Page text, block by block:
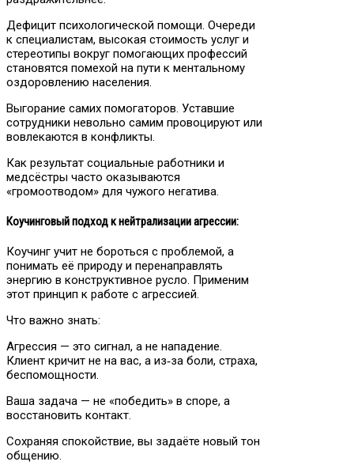
Дефицит психологической помощи. Очереди
к специалистам, высокая стоимость услуг и
стереотипы вокруг помогающих профессий
становятся помехой на пути к ментальному
оздоровлению населения.
Выгорание самих помогаторов. Уставшие
сотрудники невольно самим провоцируют или
вовлекаются в конфликты.
Как результат социальные работники и
медсёстры часто оказываются
«громоотводом» для чужого негатива.
Коучинговый подход к нейтрализации агрессии:
Коучинг учит не бороться с проблемой, а
понимать её природу и перенаправлять
энергию в конструктивное русло. Применим
этот принцип к работе с агрессией.
Что важно знать:
Агрессия — это сигнал, а не нападение.
Клиент кричит не на вас, а из‑за боли, страха,
беспомощности.
Ваша задача — не «победить» в споре, а
восстановить контакт.
Сохраняя спокойствие, вы задаёте новый тон
общению.